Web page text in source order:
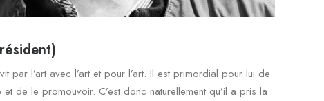
par l’art avec l’art et pour l’art. Il est primordial pour lui de
de le promouvoir. C’est donc naturellement qu’il a pris la